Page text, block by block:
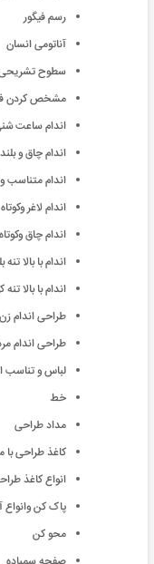
رسم فیگور
آناتومی انسان
سطوح
مشخص کردن
اندام ساعت
اندام چاق و
اندام متناسب
اندام لاغر
اندام چاق
اندام با بالا تنه
اندام با بالا تنه
طراحی اندام
طراحی اندام
لباس و تناسب
خط
مداد طراحی
کاغذ طراحی با
انواع کاغذ
پاک کن
محو کن